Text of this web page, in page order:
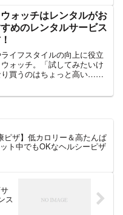
が、宅食の「健康ピザ」で
、低カロリー...
ォッチはレンタルがお
めのレンタルサービス
イフスタイルの向上に役立
ォッチ。「試してみたいけ
り買うのはちょっと高い…」
ピザ】低カロリー＆高たんぱ
ト中でもOKなヘルシーピザ
ス